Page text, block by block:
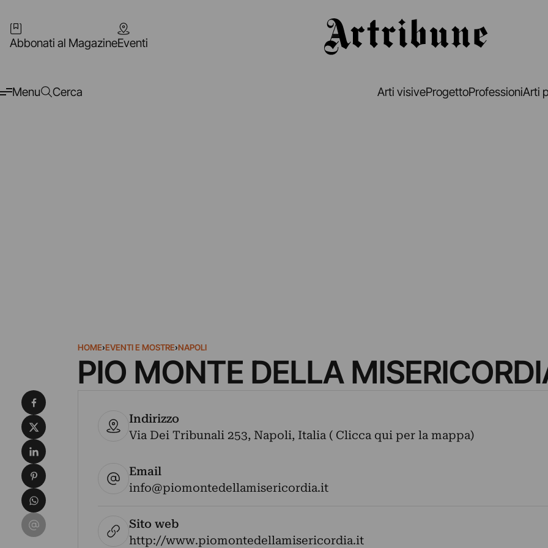
Abbonati al MagazineEventi
Menu Cerca Arti visiveProgettoProfessioniArti
HOME›EVENTI E MOSTRE›NAPOLI
PIO MONTE DELLA
Indirizzo
Via Dei Tribunali 253, Napoli, Italia ( Clicca qui per la mappa)
Email
info@piomontedellamisericordia.it
Sito web
http://www.piomontedellamisericordia.it
Condividi su Facebook
Condividi su X
Condividi su LinkedIn
Condividi su Pinterest
Condividi su WhatsApp
Condividi su Email